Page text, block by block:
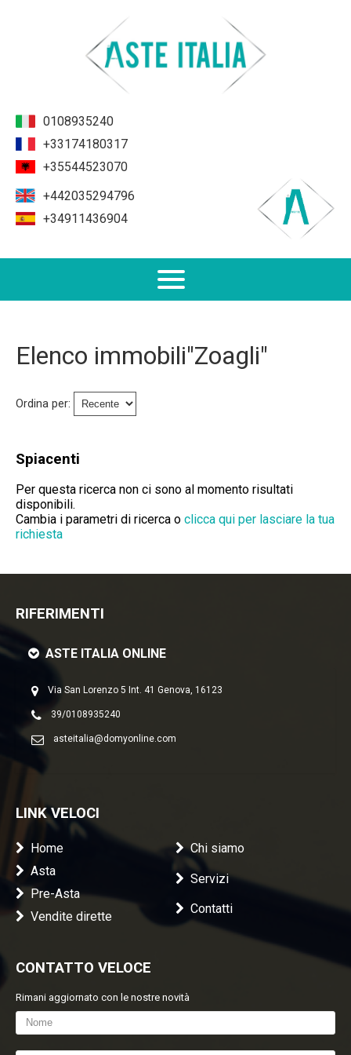
0108935240
+33174180317
+35544523070
+442035294796
+34911436904
Immobili Preasta
Immobili All'asta
Servizi
Elenco immobili"Zoagli"
Ordina per:
Spiacenti
Per questa ricerca non ci sono al momento risultati
disponibili.
Cambia i parametri di ricerca o clicca qui per lasciare la tua
richiesta
RIFERIMENTI
ASTE ITALIA ONLINE
Via San Lorenzo 5 Int. 41 Genova, 16123
39/0108935240
asteitalia@domyonline.com
LINK VELOCI
Home
Asta
Pre-Asta
Vendite dirette
Chi siamo
Servizi
Contatti
CONTATTO VELOCE
Rimani aggiornato con le nostre novità